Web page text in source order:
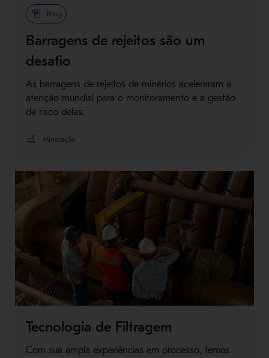
Blog
Barragens de rejeitos são um
desafio
As barragens de rejeitos de minérios aceleraram a
atenção mundial para o monitoramento e a gestão
de risco delas.
Mineração
Tecnologia de Filtragem
Com sua ampla experiências em processo, temos